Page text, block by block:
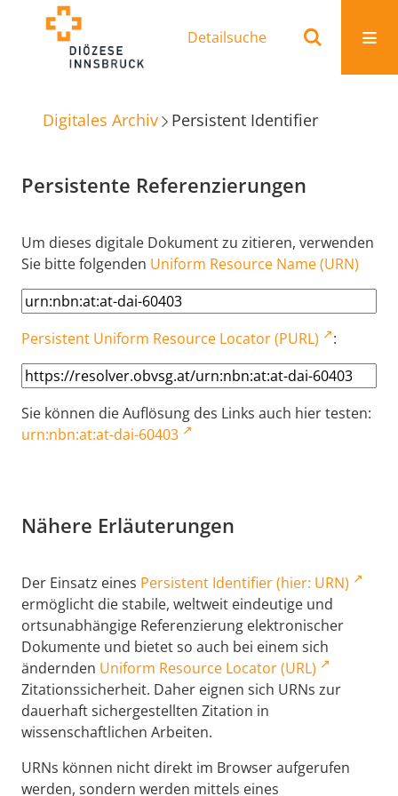
Detailsuche
Digitales Archiv Persistent Identifier
Persistente Referenzierungen
Um dieses digitale Dokument zu zitieren, verwenden
Sie bitte folgenden Uniform Resource Name (URN)
Persistent Uniform Resource Locator (PURL) :
Sie können die Auflösung des Links auch hier testen:
urn:nbn:at:at-dai-60403
Nähere Erläuterungen
Der Einsatz eines Persistent Identifier (hier: URN)
ermöglicht die stabile, weltweit eindeutige und
ortsunabhängige Referenzierung elektronischer
Dokumente und bietet so auch bei einem sich
ändernden Uniform Resource Locator (URL)
Zitationssicherheit. Daher eignen sich URNs zur
dauerhaft sichergestellten Zitation in
wissenschaftlichen Arbeiten.
URNs können nicht direkt im Browser aufgerufen
werden, sondern werden mittels eines